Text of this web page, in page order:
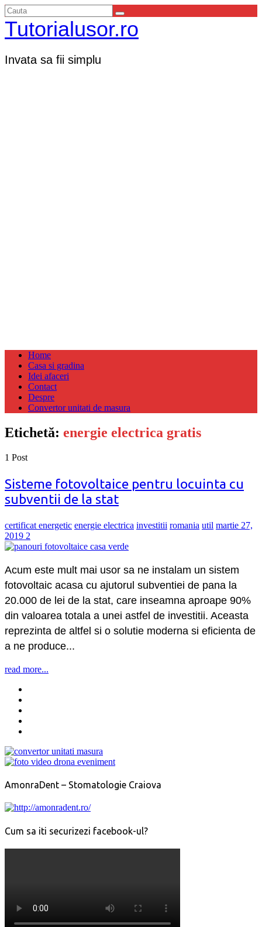
Tutorialusor.ro
Invata sa fii simplu
Home
Casa si gradina
Idei afaceri
Contact
Despre
Convertor unitati de masura
Etichetă: energie electrica gratis
1 Post
Sisteme fotovoltaice pentru locuinta cu
subventii de la stat
certificat energetic energie electrica investitii romania util martie 27,
2019 2
Acum este mult mai usor sa ne instalam un sistem
fotovoltaic acasa cu ajutorul subventiei de pana la
20.000 de lei de la stat, care inseamna aproape 90%
din valoarea totala a unei astfel de investitii. Aceasta
reprezinta de altfel si o solutie moderna si eficienta de
a ne produce...
read more...
AmonraDent – Stomatologie Craiova
Cum sa iti securizezi facebook-ul?